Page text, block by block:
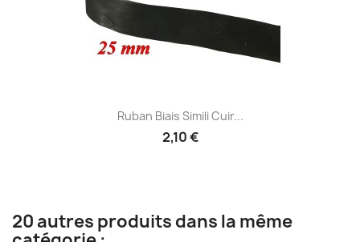
Ruban Biais Simili Cuir...
2,10 €
20 autres produits dans la même